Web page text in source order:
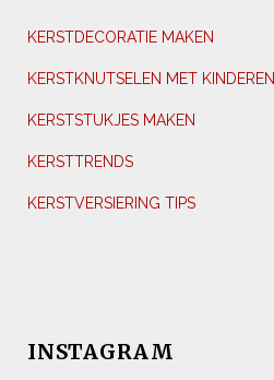
KERSTDECORATIE MAKEN
KERSTKNUTSELEN MET KINDEREN
KERSTSTUKJES MAKEN
KERSTTRENDS
KERSTVERSIERING TIPS
INSTAGRAM